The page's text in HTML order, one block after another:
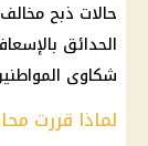
حالات ذبح مخالف
الحدائق
شكاوى
لماذا قررت